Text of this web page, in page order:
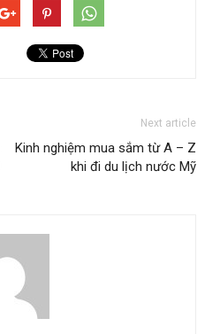
Next article
Kinh nghiệm mua sắm từ A – Z
khi đi du lịch nước Mỹ